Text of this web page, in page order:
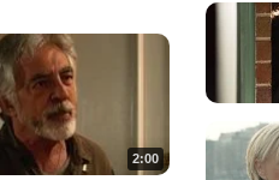
2:00